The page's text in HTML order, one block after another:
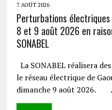
7 AOÛT 2026
Perturbations
8 et 9 août 2026 en
SONABEL
La SONABEL réalisera
le réseau électrique de
dimanche 9 août 2026.